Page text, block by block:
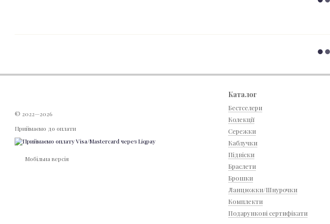
© 2022—2026
Приймаємо до оплати
Мобільна версія
Каталог
Бестселери
Колекції
Сережки
Каблучки
Підвіски
Браслети
Брошки
Ланцюжки/Шнурочки
Комплекти
Подарункові сертифікати